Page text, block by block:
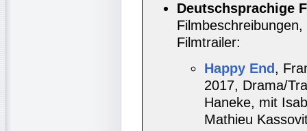
Deutschsprachige
Filmtrailer:
Happy End ,
2017, Drama/
Haneke, mit
Mathieu